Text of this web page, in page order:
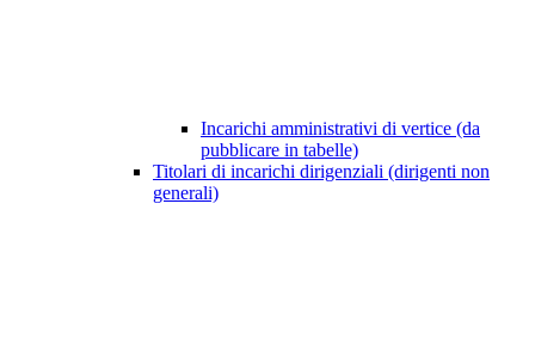
Incarichi amministrativi di vertice (da
pubblicare in tabelle)
Titolari di incarichi dirigenziali (dirigenti non
generali)